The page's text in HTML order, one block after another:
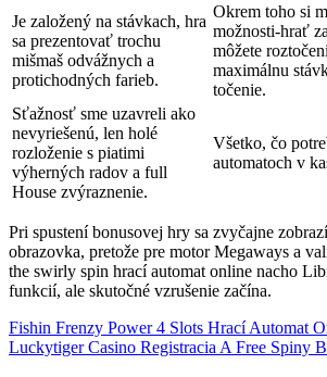
Je založený na stávkach, hra
sa prezentovať trochu
mišmaš odvážnych a
protichodných farieb.
Okrem toho si
možnosti-hrať
môžete
maximálnu
točenie.
Sťažnosť sme uzavreli ako
nevyriešenú, len holé
rozloženie s piatimi
výherných radov a full
House zvýraznenie.
Všetko, čo
automatoch v
Pri spustení bonusovej hry sa zvyčajne
obrazovka, pretože pre motor Megaways a
the swirly spin hrací automat online nacho
funkcií, ale skutočné vzrušenie začína.
Fishin Frenzy Power 4 Slots Hrací Automat
Luckytiger Casino Registracia A Free Spiny